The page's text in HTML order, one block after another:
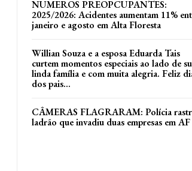
NUMEROS PREOPCUPANTES:
2025/2026: Acidentes aumentam 11%
janeiro e agosto em Alta Floresta
Willian Souza e a esposa Eduarda Tais
curtem momentos especiais ao lado de
linda família e com muita alegria. Feliz
dos pais...
CÂMERAS FLAGRARAM: Polícia
ladrão que invadiu duas empresas em AF